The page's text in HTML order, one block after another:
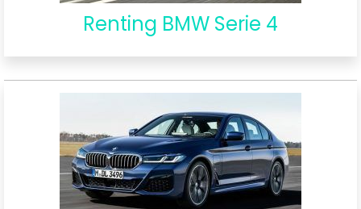
Renting BMW Serie 4